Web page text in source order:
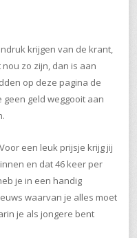
krijgen van de krant,
zo zijn, dan is aan
op deze pagina de
geld weggooit aan
een leuk prijsje krijg jij
en dat 46 keer per
je in een handig
waarvan je alles moet
je als jongere bent